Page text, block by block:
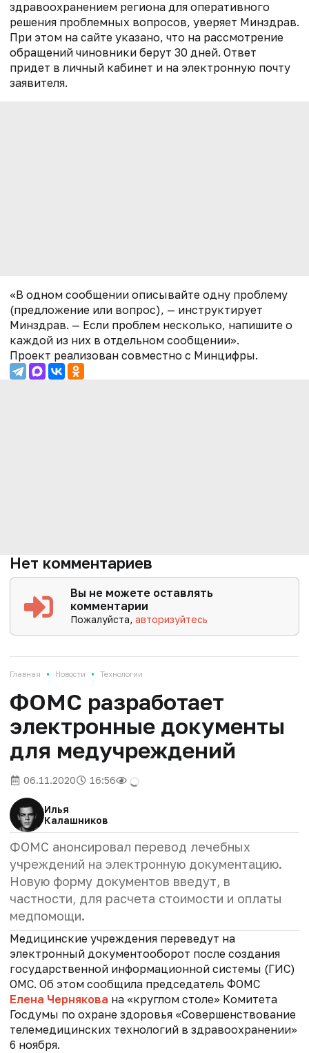
здравоохранением региона для оперативного
решения проблемных вопросов, уверяет Минздрав.
При этом на сайте указано, что на рассмотрение
обращений чиновники берут 30 дней. Ответ
придет в личный кабинет и на электронную почту
заявителя.
«В одном сообщении описывайте одну проблему
(предложение или вопрос), — инструктирует
Минздрав. — Если проблем несколько, напишите о
каждой из них в отдельном сообщении».
Проект реализован совместно с Минцифры.
Нет комментариев
Вы не можете оставлять
комментарии
Пожалуйста,авторизуйтесь
Главная • Новости • Технологии
ФОМС разработает
электронные документы
для медучреждений
06.11.2020 16:56
Илья
Калашников
ФОМС анонсировал перевод лечебных
учреждений на электронную документацию.
Новую форму документов введут, в
частности, для расчета стоимости и оплаты
медпомощи.
Медицинские учреждения переведут на
электронный документооборот после создания
государственной информационной системы (ГИС)
ОМС. Об этом сообщила председатель ФОМС
Елена Чернякова на «круглом столе» Комитета
Госдумы по охране здоровья «Совершенствование
телемедицинских технологий в здравоохранении»
6 ноября.